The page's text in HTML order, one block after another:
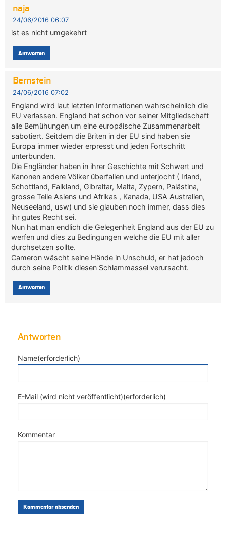
naja
24/06/2016 06:07
ist es nicht umgekehrt
Antworten
Bernstein
24/06/2016 07:02
England wird laut letzten Informationen wahrscheinlich die
EU verlassen. England hat schon vor seiner Mitgliedschaft
alle Bemühungen um eine europäische Zusammenarbeit
sabotiert. Seitdem die Briten in der EU sind haben sie
Europa immer wieder erpresst und jeden Fortschritt
unterbunden.
Die Engländer haben in ihrer Geschichte mit Schwert und
Kanonen andere Völker überfallen und unterjocht ( Irland,
Schottland, Falkland, Gibraltar, Malta, Zypern, Palästina,
grosse Teile Asiens und Afrikas , Kanada, USA Australien,
Neuseeland, usw) und sie glauben noch immer, dass dies
ihr gutes Recht sei.
Nun hat man endlich die Gelegenheit England aus der EU zu
werfen und dies zu Bedingungen welche die EU mit aller
durchsetzen sollte.
Cameron wäscht seine Hände in Unschuld, er hat jedoch
durch seine Politik diesen Schlammassel verursacht.
Antworten
Antworten
Name(erforderlich)
E-Mail (wird nicht veröffentlicht)(erforderlich)
Kommentar